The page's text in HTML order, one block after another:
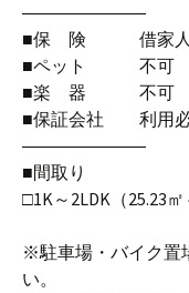
―――――――
■保 険 借家人賠
■ペット 不可
■楽 器 不可
■保証会社 利用
―――――――
■間取り
□1K～2LDK（25.23㎡
※駐車場・バイク置
い。